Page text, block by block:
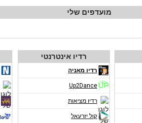
מועדפים שלי
רדיו אינטרנטי
רדיו מאניה
Up2Dance
רדיו מציאות
קול יזרעאל